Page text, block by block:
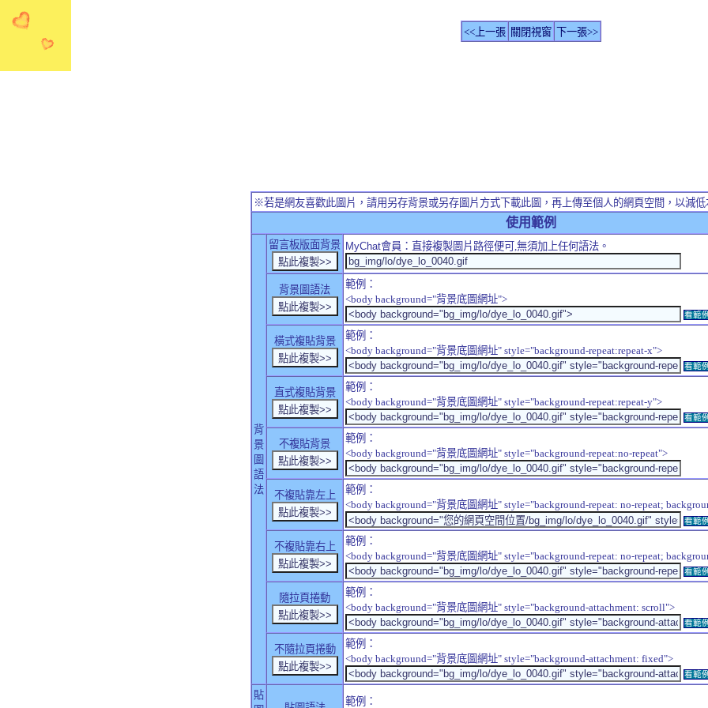
<<上一張 關閉視窗 下一張>>
※若是網友喜歡此圖片，請用另存背景或另存圖片方式下載此圖，再上傳至個人的網頁空間，以減低
使用範例
背
景
圖
語
法
留言板版面背景 MyChat會員：直接複製圖片路徑便可,無須加上任何語法。
背景圖語法
範例：
<body background="背景底圖網址">
看範例
橫式複貼背景
範例：
<body background="背景底圖網址" style="background-repeat:repeat-x">
看範例
直式複貼背景
範例：
<body background="背景底圖網址" style="background-repeat:repeat-y">
看範例
不複貼背景
範例：
<body background="背景底圖網址" style="background-repeat:no-repeat">
不複貼靠左上
範例：
<body background="背景底圖網址" style="background-repeat: no-repeat;
看範例
不複貼靠右上
範例：
<body background="背景底圖網址" style="background-repeat: no-repeat;
看範例
隨拉頁捲動
範例：
<body background="背景底圖網址" style="background-attachment: scroll">
看範例
不隨拉頁捲動
範例：
<body background="背景底圖網址" style="background-attachment: fixed">
看範例
貼
範例：